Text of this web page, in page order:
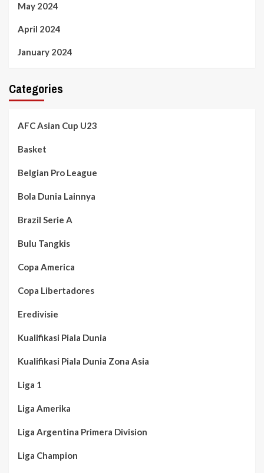
May 2024
April 2024
January 2024
Categories
AFC Asian Cup U23
Basket
Belgian Pro League
Bola Dunia Lainnya
Brazil Serie A
Bulu Tangkis
Copa America
Copa Libertadores
Eredivisie
Kualifikasi Piala Dunia
Kualifikasi Piala Dunia Zona Asia
Liga 1
Liga Amerika
Liga Argentina Primera Division
Liga Champion